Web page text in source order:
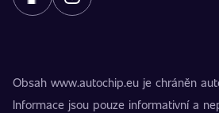
Obsah www.autochip.eu je chráněn
Informace jsou pouze informativní a